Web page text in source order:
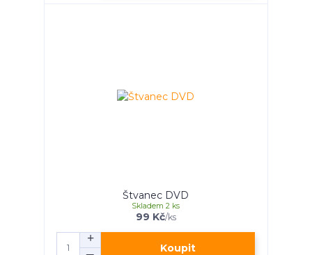
Štvanec DVD
99 Kč/ks
Skladem 2 ks
Koupit